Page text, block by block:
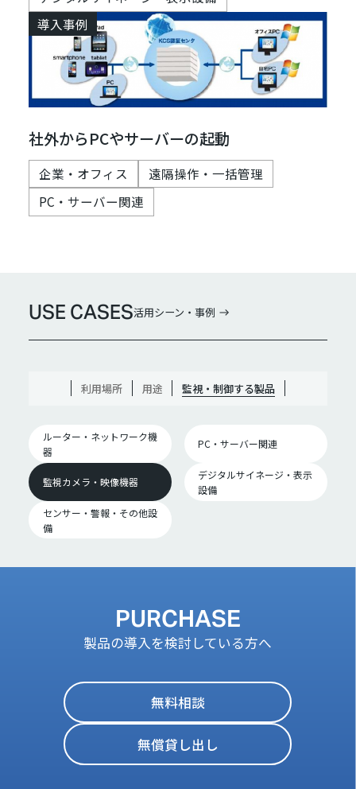
導入事例
社外からPCやサーバーの起動
企業・オフィス
遠隔操作・一括管理
PC・サーバー関連
USE CASES活用シーン・事例
利用場所 用途 監視・制御する製品
ルーター・ネットワーク機
器
PC・サーバー関連
監視カメラ・映像機器
デジタルサイネージ・表示
設備
センサー・警報・その他設
備
PURCHASE
製品の導入を検討している方へ
無料相談
無償貸し出し